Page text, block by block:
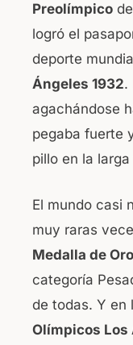
Preolímpico
logró el
deporte
Ángeles 1932.
agachándose
pegaba fuerte
pillo en la
El mundo casi
muy raras
Medalla de Oro
categoría
de todas. Y en
Olímpicos Los